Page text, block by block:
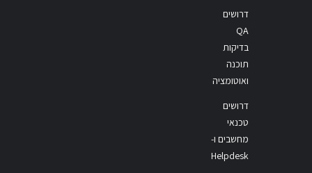
דרושים
QA
בדיקות
תוכנה
ואוטומציה
דרושים
טכנאי
מחשבים ו-
Helpdesk